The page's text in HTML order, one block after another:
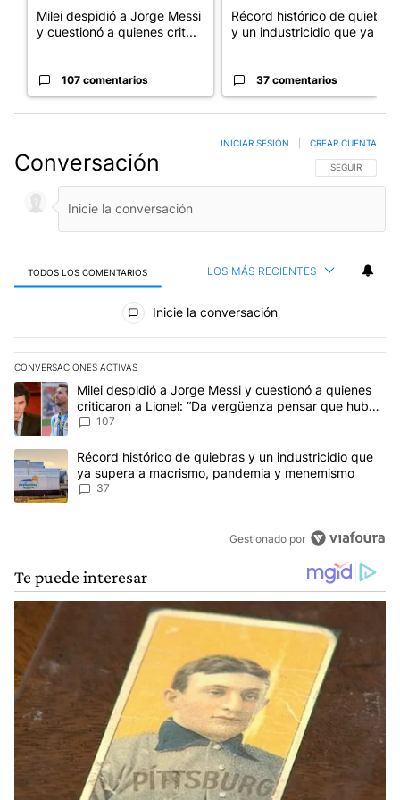
Milei despidió a Jorge Messi
y cuestionó a quienes crit...
107 comentarios
Récord histórico de quiebras
y un industricidio que ya ...
37 comentarios
Conversación SIGA ESTA
SEGUIR
INICIAR SESIÓN CREAR CUENTA
TODOS LOS COMENTARIOS LOS MÁS RECIENTES
Todos los comentarios
Inicie la conversación
CONVERSACIONES ACTIVAS
Este listado muestra los artículos con más comentarios en los
Un artículo de tendencia con el título "Milei despidió a Jorge
Milei despidió a Jorge Messi y cuestionó a quienes
criticaron a Lionel: “Da vergüenza pensar que hubo
anti-Messi”
107
Un artículo de tendencia con el título "Récord histórico de
Récord histórico de quiebras y un industricidio que
ya supera a macrismo, pandemia y menemismo
37
Gestionado por